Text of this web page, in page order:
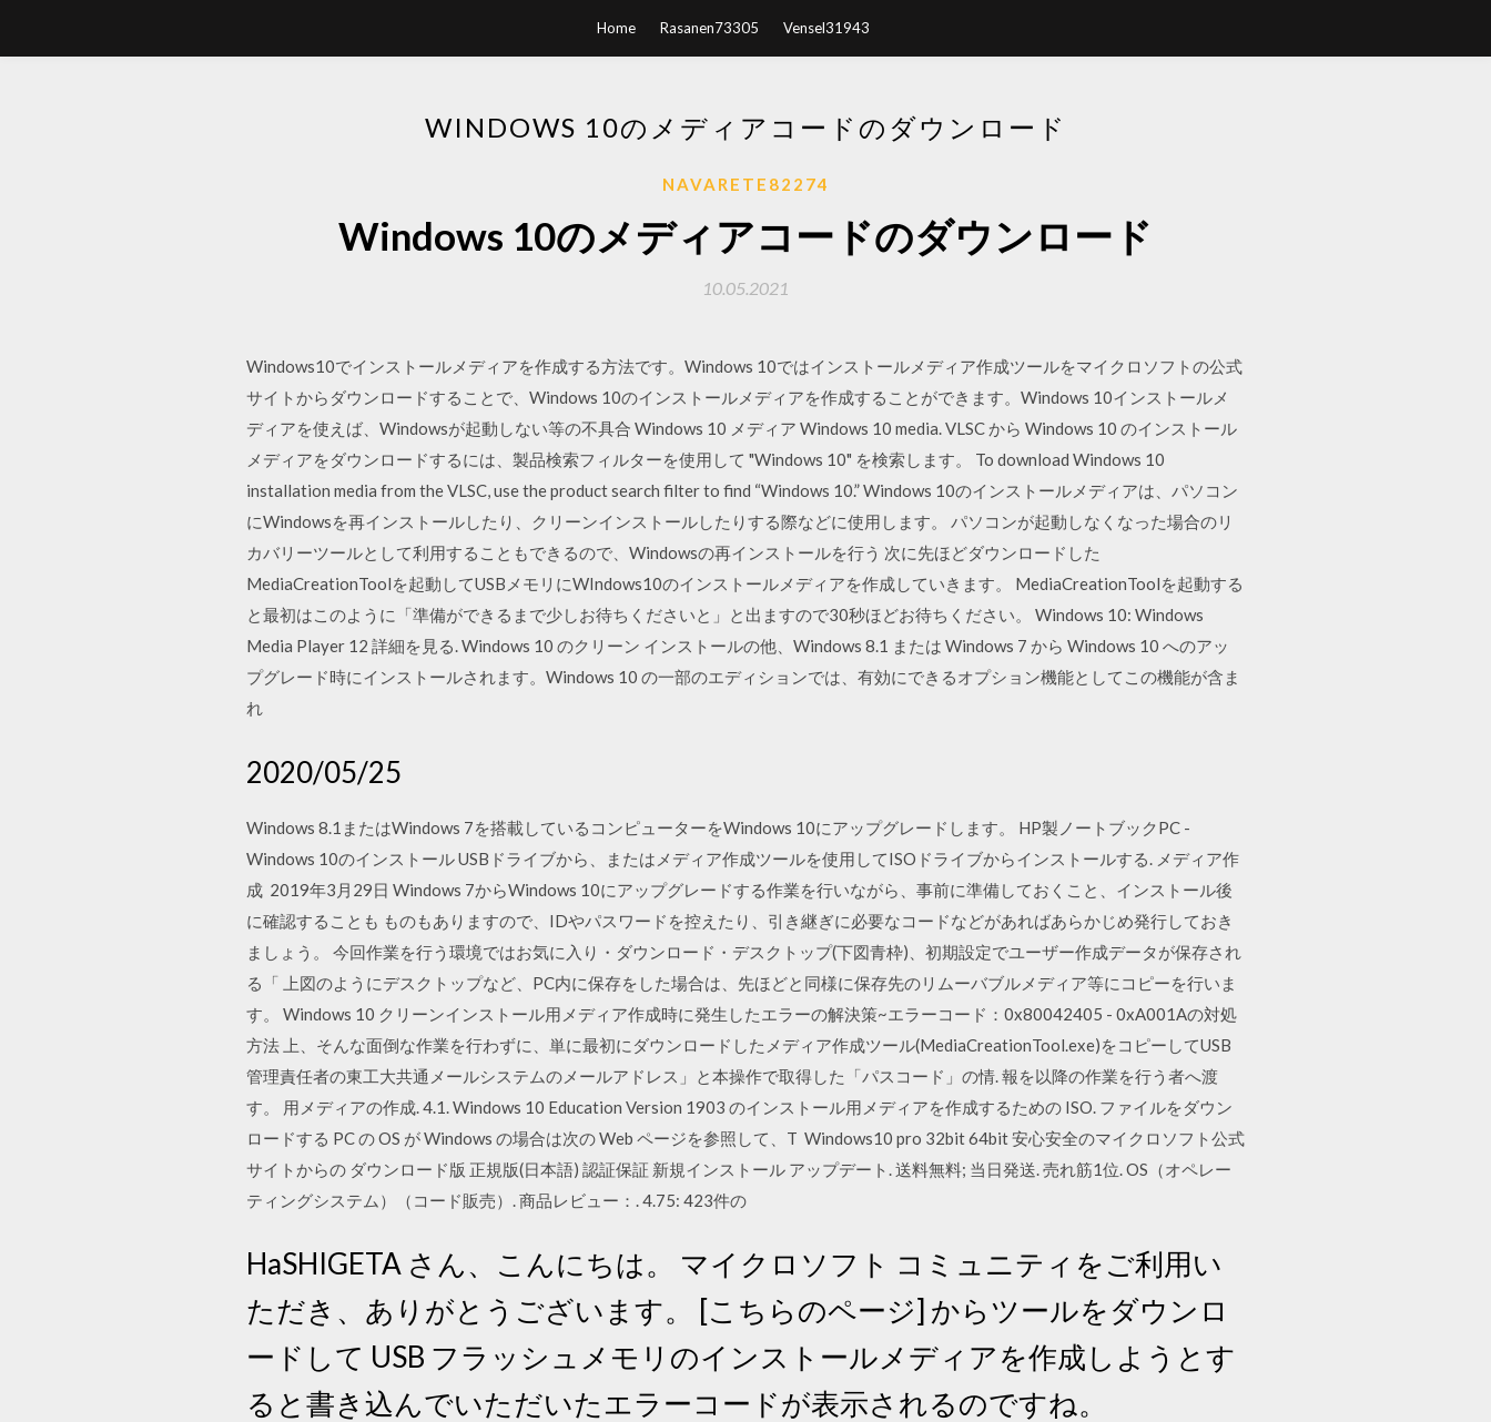
Home Rasanen73305 Vensel31943
WINDOWS 10のメディアコードのダウンロード
NAVARETE82274
Windows 10のメディアコードのダウンロード
10.05.2021
Windows10でインストールメディアを作成する方法です。Windows 10ではインストールメディア作成ツールをマイクロソフトの公式
サイトからダウンロードすることで、Windows 10のインストールメディアを作成することができます。Windows 10インストールメ
ディアを使えば、Windowsが起動しない等の不具合 Windows 10 メディア Windows 10 media. VLSC から Windows 10 のインストール
メディアをダウンロードするには、製品検索フィルターを使用して "Windows 10" を検索します。 To download Windows 10
installation media from the VLSC, use the product search filter to find “Windows 10.” Windows 10のインストールメディアは、パソコン
にWindowsを再インストールしたり、クリーンインストールしたりする際などに使用します。 パソコンが起動しなくなった場合のリ
カバリーツールとして利用することもできるので、Windowsの再インストールを行う 次に先ほどダウンロードした
MediaCreationToolを起動してUSBメモリにWIndows10のインストールメディアを作成していきます。 MediaCreationToolを起動する
と最初はこのように「準備ができるまで少しお待ちくださいと」と出ますので30秒ほどお待ちください。 Windows 10: Windows
Media Player 12 詳細を見る. Windows 10 のクリーン インストールの他、Windows 8.1 または Windows 7 から Windows 10 へのアッ
プグレード時にインストールされます。Windows 10 の一部のエディションでは、有効にできるオプション機能としてこの機能が含ま
れ
2020/05/25
Windows 8.1またはWindows 7を搭載しているコンピューターをWindows 10にアップグレードします。 HP製ノートブックPC -
Windows 10のインストール USBドライブから、またはメディア作成ツールを使用してISOドライブからインストールする. メディア作
成 2019年3月29日 Windows 7からWindows 10にアップグレードする作業を行いながら、事前に準備しておくこと、インストール後
に確認することも ものもありますので、IDやパスワードを控えたり、引き継ぎに必要なコードなどがあればあらかじめ発行しておき
ましょう。 今回作業を行う環境ではお気に入り・ダウンロード・デスクトップ(下図青枠)、初期設定でユーザー作成データが保存され
る「 上図のようにデスクトップなど、PC内に保存をした場合は、先ほどと同様に保存先のリムーバブルメディア等にコピーを行いま
す。 Windows 10 クリーンインストール用メディア作成時に発生したエラーの解決策~エラーコード：0x80042405 - 0xA001Aの対処
方法 上、そんな面倒な作業を行わずに、単に最初にダウンロードしたメディア作成ツール(MediaCreationTool.exe)をコピーしてUSB
管理責任者の東工大共通メールシステムのメールアドレス」と本操作で取得した「パスコード」の情. 報を以降の作業を行う者へ渡
す。 用メディアの作成. 4.1. Windows 10 Education Version 1903 のインストール用メディアを作成するための ISO. ファイルをダウン
ロードする PC の OS が Windows の場合は次の Web ページを参照して、T Windows10 pro 32bit 64bit 安心安全のマイクロソフト公式
サイトからの ダウンロード版 正規版(日本語) 認証保証 新規インストール アップデート. 送料無料; 当日発送. 売れ筋1位. OS（オペレー
ティングシステム）（コード販売）. 商品レビュー：. 4.75: 423件の
HaSHIGETA さん、こんにちは。 マイクロソフト コミュニティをご利用い
ただき、ありがとうございます。 [こちらのページ] からツールをダウンロ
ードして USB フラッシュメモリのインストールメディアを作成しようとす
ると書き込んでいただいたエラーコードが表示されるのですね。